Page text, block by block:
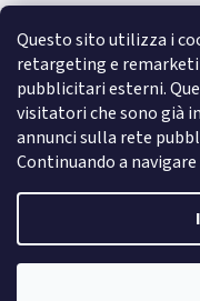
Questo sito utilizza i
retargeting e
pubblicitari esterni.
visitatori che sono già
annunci sulla rete
Continuando a
Copyright 2026